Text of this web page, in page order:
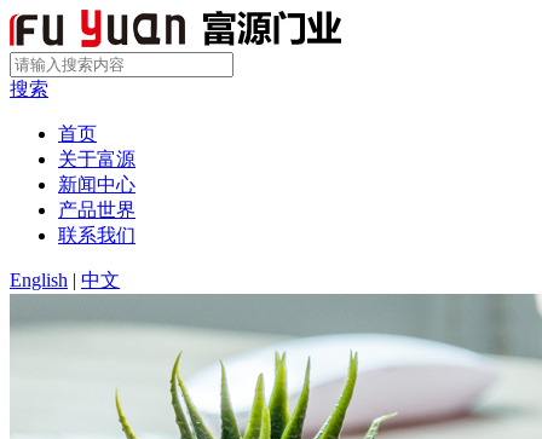
搜索
首页
关于富源
新闻中心
产品世界
联系我们
English | 中文